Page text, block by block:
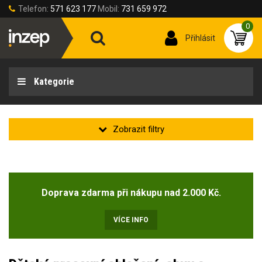
Telefon: 571 623 177 Mobil: 731 659 972
Přihlásit
0
Kategorie
Doprava zdarma při nákupu nad 2.000 Kč.
VÍCE INFO